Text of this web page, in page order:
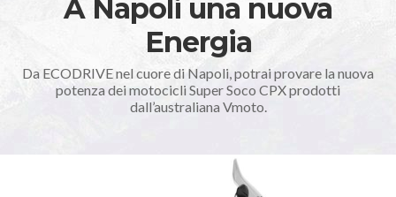
A Napoli una nuova
Energia
Da ECODRIVE nel cuore di Napoli, potrai provare la nuova
potenza dei motocicli Super Soco CPX prodotti
dall’australiana Vmoto.